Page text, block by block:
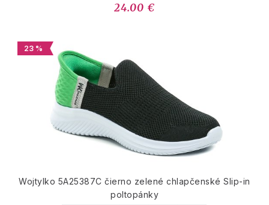
24.00 €
23 %
Wojtylko 5A25387C čierno zelené chlapčenské Slip-in
poltopánky